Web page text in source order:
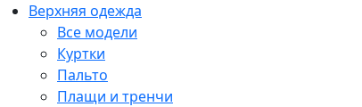
Верхняя одежда
Все модели
Куртки
Пальто
Плащи и тренчи